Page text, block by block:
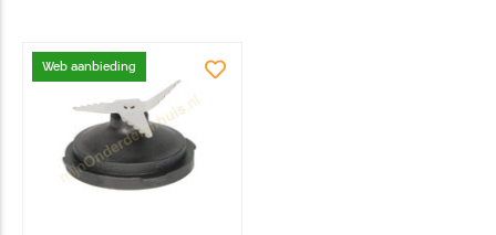
Web aanbieding